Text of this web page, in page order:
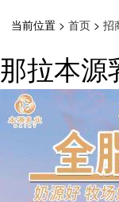
当前位置 > 首页 > 招
那拉本源